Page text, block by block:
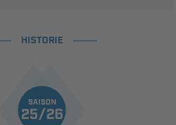
HISTORIE
SAISON
25/26